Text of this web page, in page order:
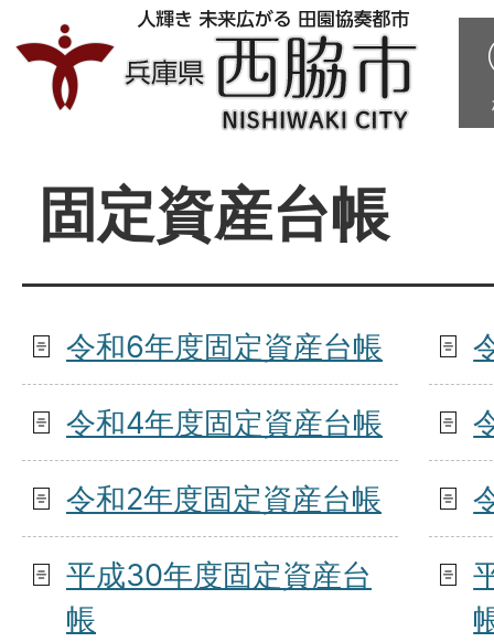
固定資産台帳
令和6年度固定資産台帳
令和4年度固定資産台帳
令和2年度固定資産台帳
平成30年度固定資産台
帳